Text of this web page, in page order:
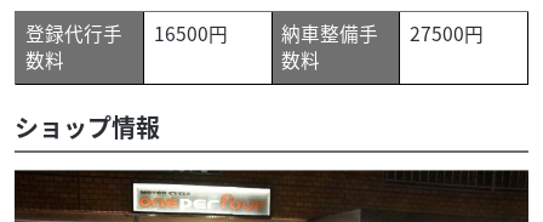
登録代行手
数料
16500円
納車整備手
数料
27500円
ショップ情報